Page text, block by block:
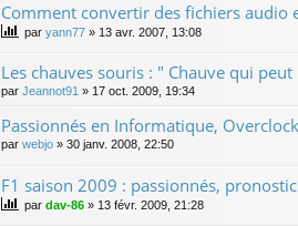
Comment convertir des fichiers audio
par yann77 » 13 avr. 2007, 13:08
Les chauves souris : " Chauve qui peut
par Jeannot91 » 17 oct. 2009, 19:34
Passionnés en Informatique,
par webjo » 30 janv. 2008, 22:50
F1 saison 2009 : passionnés,
par dav-86 » 13 févr. 2009, 21:28